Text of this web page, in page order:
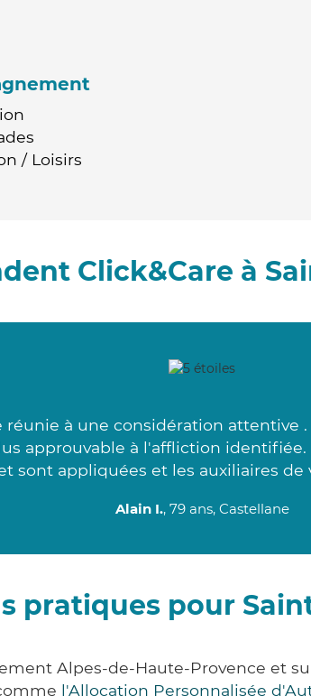
/ Loisirs
Click&Care à
réunie à une considération attentive
approuvable à l'affliction
sont appliquées et les auxiliaires de
Alain I., 79 ans, Castellane
pratiques pour
Alpes-de-Haute-Provence et
l'Allocation Personnalisée